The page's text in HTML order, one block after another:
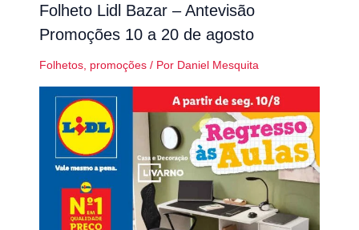
Folheto Lidl Bazar – Antevisão
Promoções 10 a 20 de agosto
Folhetos, promoções/ Por Daniel Mesquita